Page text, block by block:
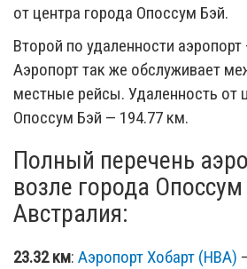
от центра города Опоссум Бэй.
Второй по удаленности аэропорт
Аэропорт так же обслуживает
местные рейсы. Удаленность от
Опоссум Бэй — 194.77 км.
Полный перечень
возле города
Австралия:
23.32 км: Аэропорт Хобарт (HBA)